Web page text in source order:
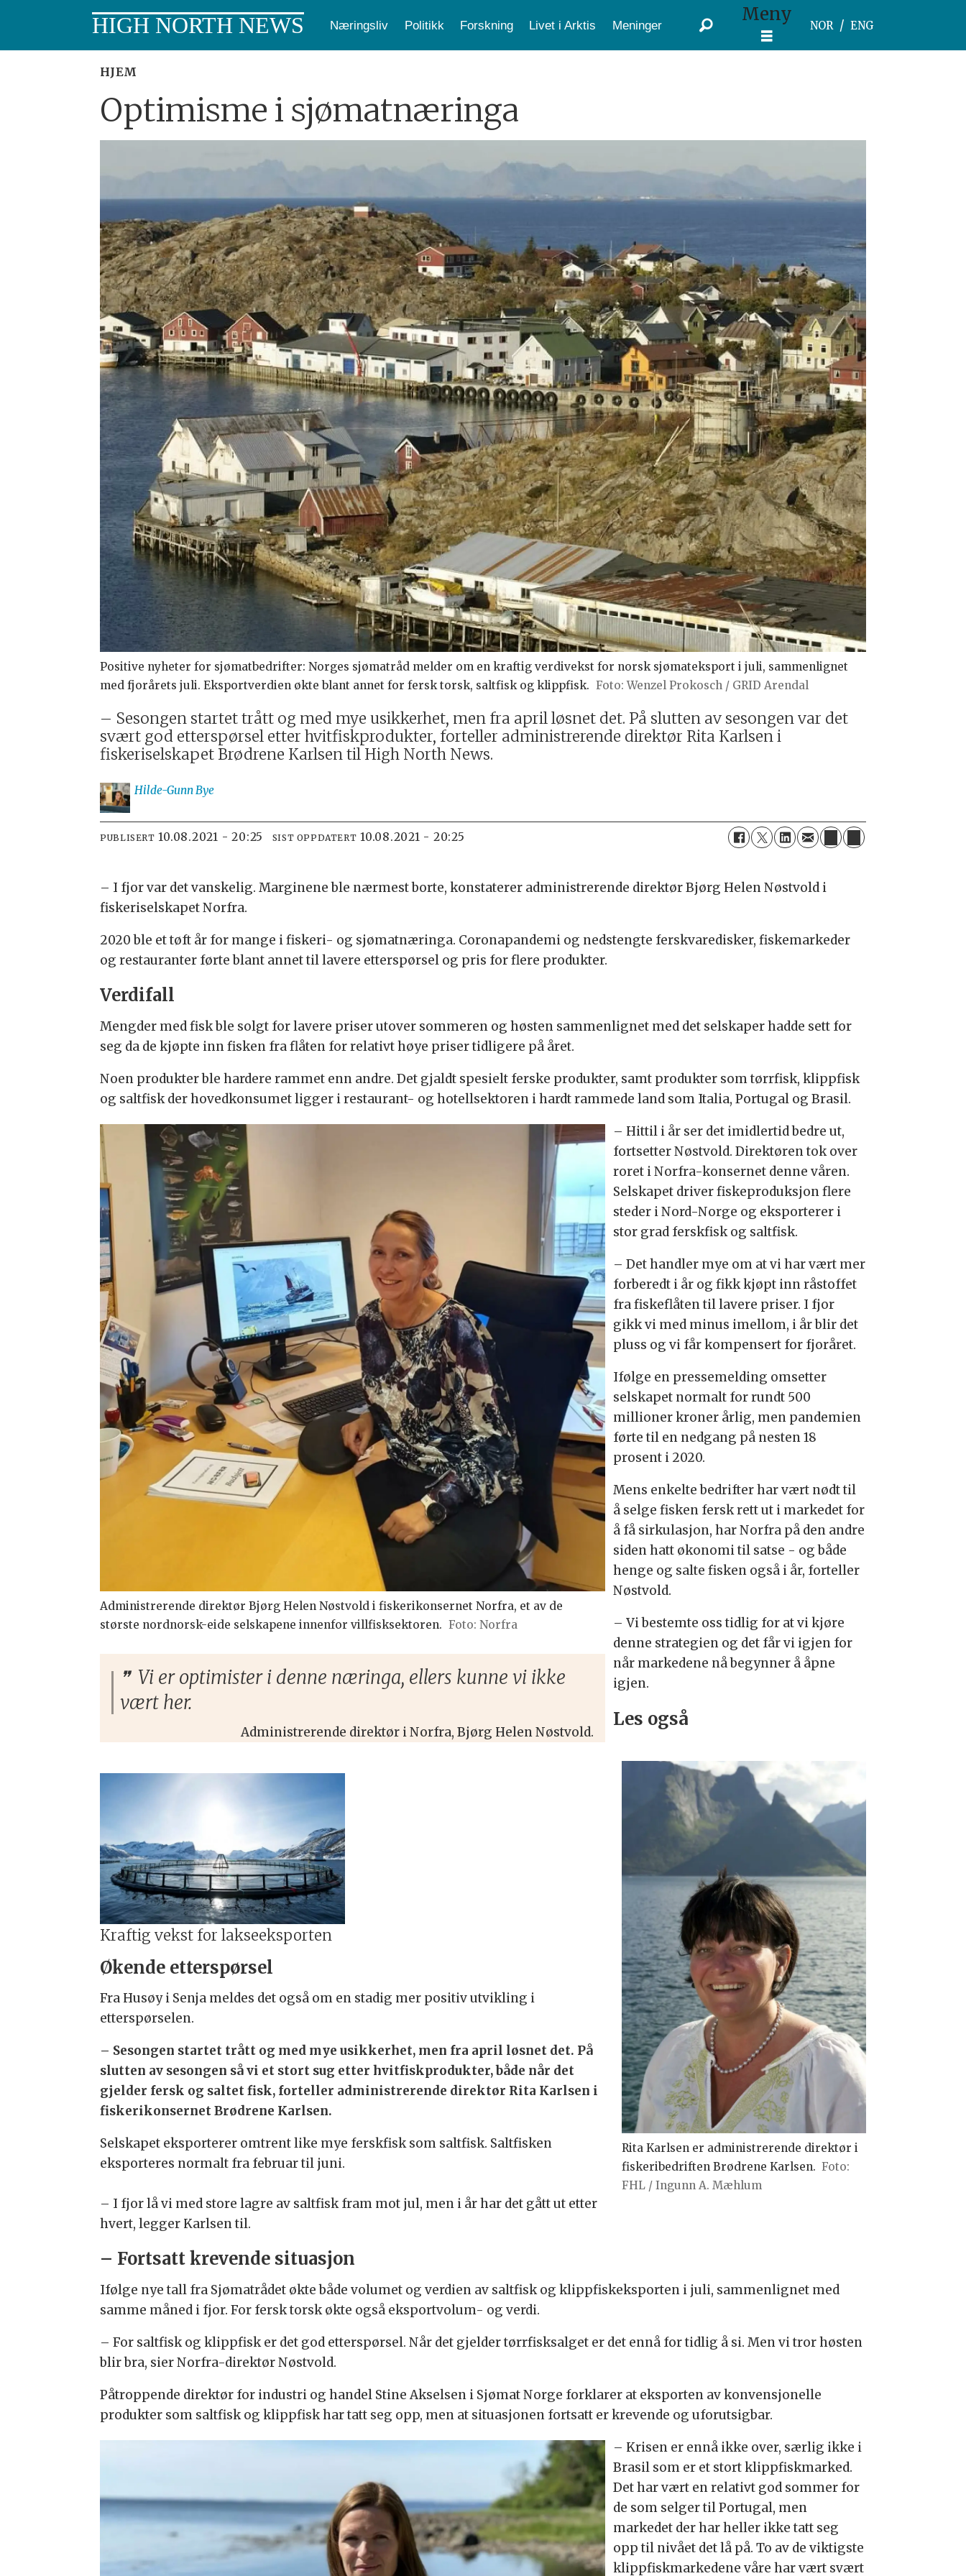
HIGH NORTH NEWS Næringsliv Politikk Forskning Livet i Arktis Meninger Meny
NOR ENG
HJEM
Optimisme i sjømatnæringa
Positive nyheter for sjømatbedrifter: Norges sjømatråd melder om en kraftig verdivekst for norsk sjømateksport i juli, sammenlignet
med fjorårets juli. Eksportverdien økte blant annet for fersk torsk, saltfisk og klippfisk.
Wenzel Prokosch / GRID Arendal
– Sesongen startet trått og med mye usikkerhet, men fra april løsnet det. På slutten av sesongen var det
svært god etterspørsel etter hvitfiskprodukter, forteller administrerende direktør Rita Karlsen i
fiskeriselskapet Brødrene Karlsen til High North News.
Hilde-Gunn Bye
PUBLISERT 10.08.2021 - 20:25 SIST OPPDATERT 10.08.2021 - 20:25
– I fjor var det vanskelig. Marginene ble nærmest borte, konstaterer administrerende direktør Bjørg Helen Nøstvold i
fiskeriselskapet Norfra.
2020 ble et tøft år for mange i fiskeri- og sjømatnæringa. Coronapandemi og nedstengte ferskvaredisker, fiskemarkeder
og restauranter førte blant annet til lavere etterspørsel og pris for flere produkter.
Verdifall
Mengder med fisk ble solgt for lavere priser utover sommeren og høsten sammenlignet med det selskaper hadde sett for
seg da de kjøpte inn fisken fra flåten for relativt høye priser tidligere på året.
Noen produkter ble hardere rammet enn andre. Det gjaldt spesielt ferske produkter, samt produkter som tørrfisk, klippfisk
og saltfisk der hovedkonsumet ligger i restaurant- og hotellsektoren i hardt rammede land som Italia, Portugal og Brasil.
Administrerende direktør Bjørg Helen Nøstvold i fiskerikonsernet Norfra, et av de
største nordnorsk-eide selskapene innenfor villfisksektoren.
Norfra
Vi er optimister i denne næringa, ellers kunne vi ikke
vært her.
Administrerende direktør i Norfra, Bjørg Helen Nøstvold.
– Hittil i år ser det imidlertid bedre ut,
fortsetter Nøstvold. Direktøren tokover
roret i Norfra-konsernet denne våren.
Selskapet driver fiskeproduksjon flere
steder i Nord-Norge og eksporterer i
stor grad ferskfisk og saltfisk.
– Det handler mye om at vi har vært mer
forberedt i år og fikk kjøpt inn råstoffet
fra fiskeflåten til lavere priser. I fjor
gikk vi med minus imellom, i år blir det
pluss og vi får kompensert for fjoråret.
Ifølge en pressemelding omsetter
selskapet normalt for rundt 500
millioner kroner årlig, men pandemien
førte til en nedgang på nesten 18
prosent i 2020.
Mens enkelte bedrifter har vært nødt til
å selge fisken fersk rett ut i markedet for
å få sirkulasjon, harNorfra på den andre
siden hatt økonomi til satse - og både
henge og salte fisken også i år, forteller
Nøstvold.
– Vi bestemte oss tidlig for at vi kjøre
denne strategien og det får vi igjen for
når markedene nå begynner å åpne
igjen.
Les også
Kraftig vekst for lakseeksporten
Rita Karlsen er administrerende direktør i
fiskeribedriften Brødrene Karlsen.
FHL / Ingunn A. Mæhlum
Økende etterspørsel
Fra Husøy i Senja meldes det også om en stadig mer positiv utvikling i
etterspørselen.
– Sesongen startet trått og med mye usikkerhet, men fra april løsnet det. På
slutten av sesongen så vi et stort sug etter hvitfiskprodukter, både når det
gjelder fersk og saltet fisk, forteller administrerende direktør Rita Karlsen i
fiskerikonsernet Brødrene Karlsen.
Selskapet eksporterer omtrent like mye ferskfisk som saltfisk. Saltfisken
eksporteres normalt fra februar til juni.
– I fjor lå vi med store lagre av saltfisk fram mot jul, men i år har det gått ut etter
hvert, legger Karlsen til.
– Fortsatt krevende situasjon
Ifølge nye tall fra Sjømatrådet økte både volumet og verdien av saltfisk og klippfiskeksporten i juli, sammenlignet med
samme måned i fjor. For fersk torsk økte også eksportvolum- og verdi.
– For saltfisk og klippfisk er det god etterspørsel. Når det gjelder tørrfisksalget er det ennå for tidlig å si. Men vi tror høsten
blir bra, sier Norfra-direktør Nøstvold.
Påtroppende direktør for industri og handel Stine Akselsen i Sjømat Norge forklarer at eksporten av konvensjonelle
produkter som saltfisk og klippfisk har tatt seg opp, men at situasjonen fortsatt er krevende og uforutsigbar.
– Krisen er ennå ikke over, særlig ikke i
Brasil som er et stort klippfiskmarked.
Det har vært en relativt god sommer for
de som selger til Portugal, men
markedet der har heller ikke tatt seg
opp til nivået det lå på. To av de viktigste
klippfiskmarkedene våre har vært svært